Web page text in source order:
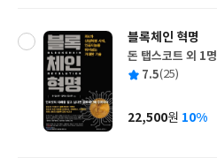
블록체인 혁명
글
쓴
돈 탭스코트 외 1명
출
사
평 7.5(25)
가
22,500원 10%